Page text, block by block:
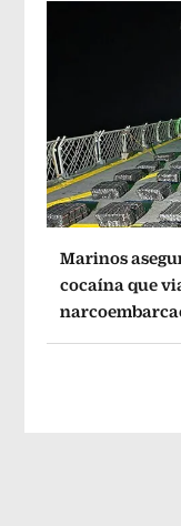
Marinos
cocaína que